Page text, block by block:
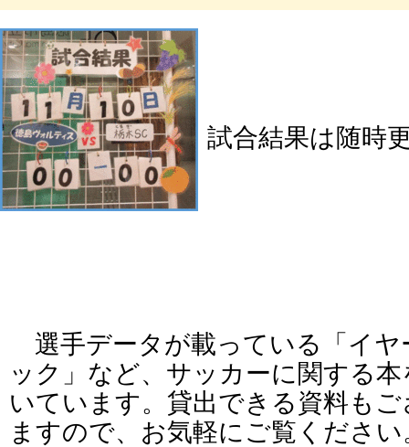
試合結果は随時
選手データが載っている「イヤ
ック」など、サッカーに関する本
いています。貸出できる資料もご
ますので、お気軽にご覧ください